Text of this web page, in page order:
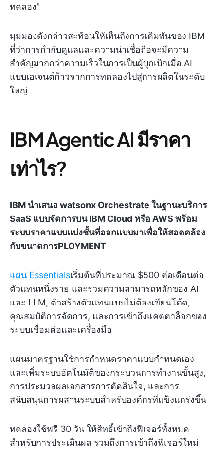
ทดลอง"
มุมมองดังกล่าวสะท้อนให้เห็นถึงการเดิมพันของ IBM
ที่ว่าการกำกับดูแลและความน่าเชื่อถือจะมีความ
สำคัญมากกว่าความเร็วในการเป็นผู้บุกเบิกเมื่อ AI
แบบเอเจนต์ก้าวจากการทดลองไปสู่การผลิตในระดับ
ใหญ่
IBM Agentic AI มีราคา
เท่าไร?
IBM นำเสนอ watsonx Orchestrate ในฐานะบริการ
SaaS แบบจัดการบน IBM Cloud หรือ AWS พร้อม
ระบบราคาแบบแบ่งชั้นที่ออกแบบมาเพื่อให้สอดคล้อง
กับขนาดการPLOYMENT
แผน Essentialsเริ่มต้นที่ประมาณ $500 ต่อเดือนต่อ
ตัวแทนหนึ่งราย และรวมความสามารถหลักของ AI
และ LLM, ตัวสร้างตัวแทนแบบไม่ต้องเขียนโค้ด,
คุณสมบัติการจัดการ, และการเข้าถึงแคตตาล็อกของ
ระบบเชื่อมต่อและเครื่องมือ
แผนมาตรฐานใช้การกำหนดราคาแบบกำหนดเอง
และเพิ่มระบบอัตโนมัติของกระบวนการทำงานขั้นสูง,
การประมวลผลเอกสารการตัดสินใจ, และการ
สนับสนุนการผสานระบบสำหรับองค์กรที่แข็งแกร่งขึ้น
ทดลองใช้ฟรี 30 วัน ให้สิทธิ์เข้าถึงฟีเจอร์ทั้งหมด
สำหรับการประเมินผล รวมถึงการเข้าถึงฟีเจอร์ใหม่